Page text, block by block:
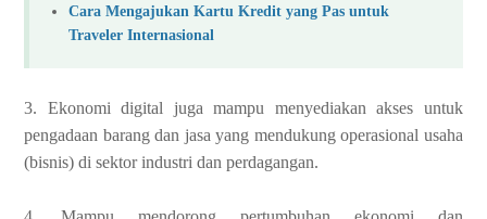
Cara Mengajukan Kartu Kredit yang Pas untuk
Traveler Internasional
3. Ekonomi digital juga mampu menyediakan akses untuk
pengadaan barang dan jasa yang mendukung operasional usaha
(bisnis) di sektor industri dan perdagangan.